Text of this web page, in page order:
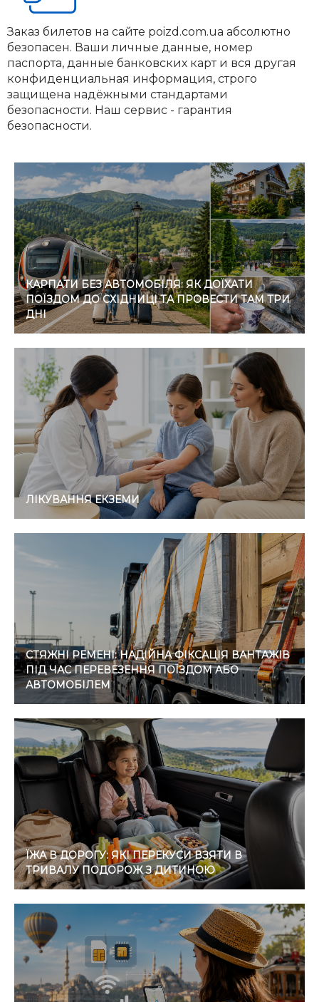
Заказ билетов на сайте poizd.com.ua абсолютно
безопасен. Ваши личные данные, номер
паспорта, данные банковских карт и вся другая
конфиденциальная информация, строго
защищена надёжными стандартами
безопасности. Наш сервис - гарантия
безопасности.
КАРПАТИ БЕЗ АВТОМОБІЛЯ: ЯК ДОЇХАТИ
ПОЇЗДОМ ДО СХІДНИЦІ ТА ПРОВЕСТИ ТАМ ТРИ
ДНІ
ЛІКУВАННЯ ЕКЗЕМИ
СТЯЖНІ РЕМЕНІ: НАДІЙНА ФІКСАЦІЯ ВАНТАЖІВ
ПІД ЧАС ПЕРЕВЕЗЕННЯ ПОЇЗДОМ АБО
АВТОМОБІЛЕМ
ЇЖА В ДОРОГУ: ЯКІ ПЕРЕКУСИ ВЗЯТИ В
ТРИВАЛУ ПОДОРОЖ З ДИТИНОЮ